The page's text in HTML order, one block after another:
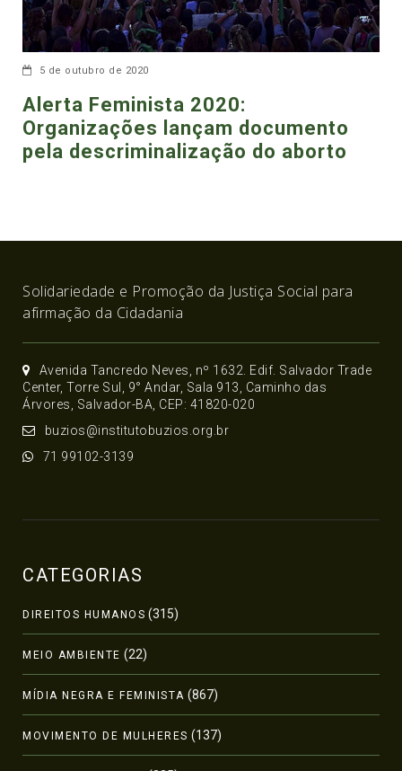
5 de outubro de 2020
Alerta Feminista 2020:
Organizações lançam documento
pela descriminalização do aborto
Solidariedade e Promoção da Justiça Social para
afirmação da Cidadania
Avenida Tancredo Neves, nº 1632. Edif. Salvador Trade
Center, Torre Sul, 9° Andar, Sala 913, Caminho das
Árvores, Salvador-BA, CEP: 41820-020
buzios@institutobuzios.org.br
71 99102-3139
CATEGORIAS
DIREITOS HUMANOS (315)
MEIO AMBIENTE (22)
MÍDIA NEGRA E FEMINISTA (867)
MOVIMENTO DE MULHERES (137)